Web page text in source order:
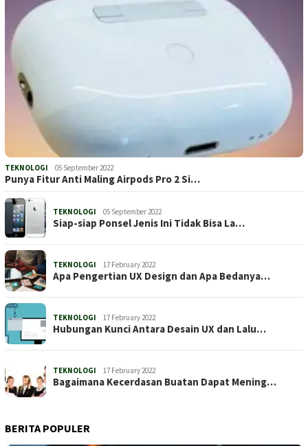
TEKNOLOGI 05 September 2022
Punya Fitur Anti Maling Airpods Pro 2 Si…
TEKNOLOGI 05 September 2022
Siap-siap Ponsel Jenis Ini Tidak Bisa La…
TEKNOLOGI 17 February 2022
Apa Pengertian UX Design dan Apa Bedanya…
TEKNOLOGI 17 February 2022
Hubungan Kunci Antara Desain UX dan Lalu…
TEKNOLOGI 17 February 2022
Bagaimana Kecerdasan Buatan Dapat Mening…
BERITA POPULER